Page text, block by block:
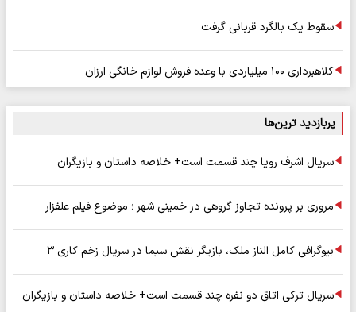
سقوط یک بالگرد قربانی گرفت
کلاهبرداری ۱۰۰ میلیاردی با وعده فروش لوازم خانگی ارزان
پربازدید ترین‌ها
سریال اشرف رویا چند قسمت است+ خلاصه داستان و بازیگران
مروری بر پرونده تجاوز گروهی در خمینی شهر ؛ موضوع فیلم علفزار
بیوگرافی کامل الناز ملک، بازیگر نقش سیما در سریال زخم کاری ۳
سریال ترکی اتاق دو نفره چند قسمت است+ خلاصه داستان و بازیگران